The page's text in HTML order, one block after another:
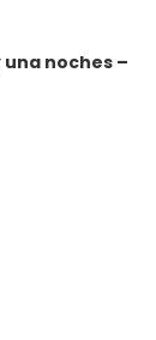
noches –